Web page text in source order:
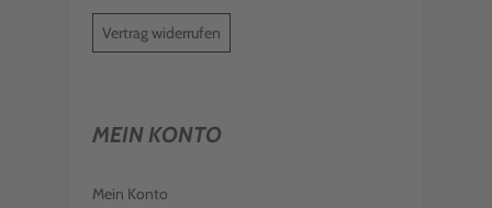
Vertrag widerrufen
MEIN KONTO
Mein Konto